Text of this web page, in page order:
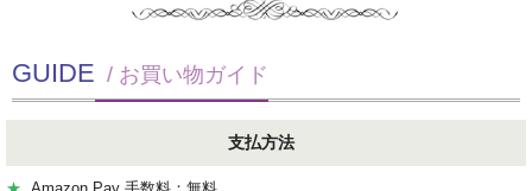
GUIDE / お買い物ガイド
支払方法